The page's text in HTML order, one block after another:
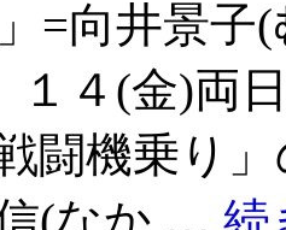
=向井景子
１４(金)両
闘機乗り
(なか … 続